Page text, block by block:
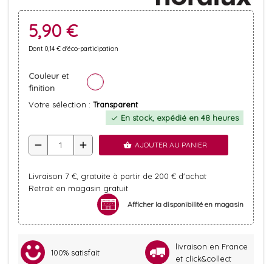
5,90 €
Dont 0,14 € d'éco-participation
Couleur et
finition
Votre sélection : Transparent
check En stock, expédié en 48 heures
remove add shopping_basket AJOUTER AU PANIER
Livraison 7 €, gratuite à partir de 200 € d'achat
Retrait en magasin gratuit
Afficher la disponibilité en magasin
100% satisfait
livraison en France
et click&collect